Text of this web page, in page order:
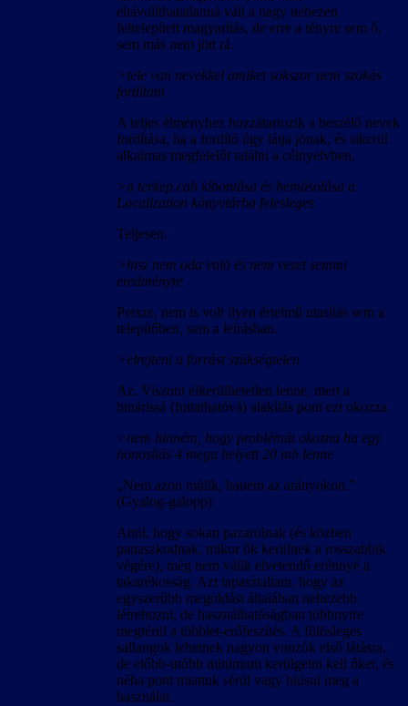
eltávolíthatatlanná vált a nagy nehezen
feltelepített magyarítás, de erre a tényre sem ő,
sem más nem jött rá.
>tele van nevekkel amiket sokszor nem szokás
fordítani
A teljes élményhez hozzátartozik a beszélő nevek
fordítása, ha a fordító úgy látja jónak, és sikerül
alkalmas megfelelőt találni a célnyelvben.
>a terkep.cab kibontása és bemásolása a
Localization könyvtárba felesleges
Teljesen.
>hisz nem oda való és nem vezet semmi
eredményre
Persze, nem is volt ilyen értelmű utasítás sem a
telepítőben, sem a leírásban.
>elrejteni a forrást szükségtelen
Az. Viszont elkerülhetetlen lenne, mert a
binárissá (futtathatóvá) alakítás pont ezt okozza.
>nem hinném, hogy problémát okozna ha egy
honosítás 4 mega helyett 20 mb lenne
„Nem azon múlik, hanem az arányokon.”
(Gyalog-galopp)
Attól, hogy sokan pazarolnak (és közben
panaszkodnak, mikor ők kerülnek a rosszabbik
végére), még nem válik elvetendő erénnyé a
takarékosság. Azt tapasztaltam, hogy az
egyszerűbb megoldást általában nehezebb
létrehozni, de használhatóságban többnyire
megtérül a többlet-erőfeszítés. A fölösleges
sallangok lehetnek nagyon vonzók első látásra,
de előbb-utóbb minimum kerülgetni kell őket, és
néha pont miattuk sérül vagy hiúsul meg a
használat.